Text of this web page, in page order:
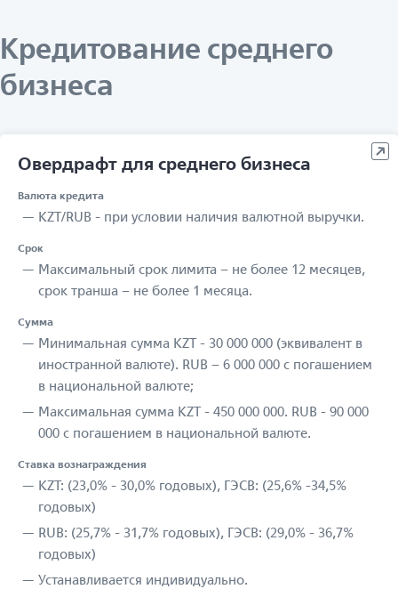
Кредитование среднего
бизнеса
Овердрафт для среднего бизнеса
Валюта кредита
KZT/RUB - при условии наличия валютной выручки.
Срок
Максимальный срок лимита – не более 12 месяцев,
срок транша – не более 1 месяца.
Сумма
Минимальная сумма KZT - 30 000 000 (эквивалент в
иностранной валюте). RUB – 6 000 000 с погашением
в национальной валюте;
Максимальная сумма KZT - 450 000 000. RUB - 90 000
000 с погашением в национальной валюте.
Ставка вознаграждения
KZT: (23,0% - 30,0% годовых), ГЭСВ: (25,6% -34,5%
годовых)
RUB: (25,7% - 31,7% годовых), ГЭСВ: (29,0% - 36,7%
годовых)
Устанавливается индивидуально.